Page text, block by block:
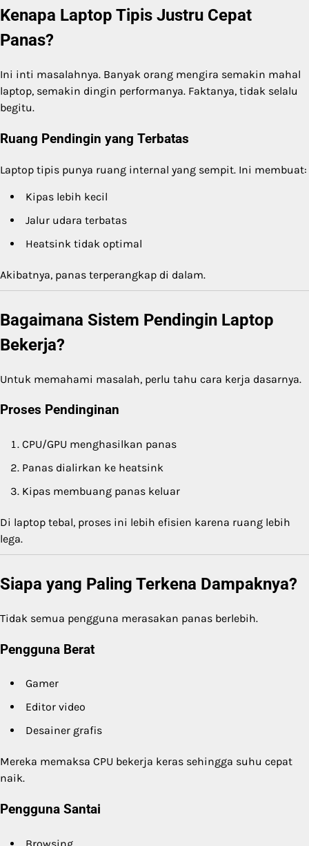
Kenapa Laptop Tipis Justru Cepat
Panas?
Ini inti masalahnya. Banyak orang mengira semakin mahal
laptop, semakin dingin performanya. Faktanya, tidak selalu
begitu.
Ruang Pendingin yang Terbatas
Laptop tipis punya ruang internal yang sempit. Ini membuat:
Kipas lebih kecil
Jalur udara terbatas
Heatsink tidak optimal
Akibatnya, panas terperangkap di dalam.
Bagaimana Sistem Pendingin Laptop
Bekerja?
Untuk memahami masalah, perlu tahu cara kerja dasarnya.
Proses Pendinginan
CPU/GPU menghasilkan panas
Panas dialirkan ke heatsink
Kipas membuang panas keluar
Di laptop tebal, proses ini lebih efisien karena ruang lebih
lega.
Siapa yang Paling Terkena Dampaknya?
Tidak semua pengguna merasakan panas berlebih.
Pengguna Berat
Gamer
Editor video
Desainer grafis
Mereka memaksa CPU bekerja keras sehingga suhu cepat
naik.
Pengguna Santai